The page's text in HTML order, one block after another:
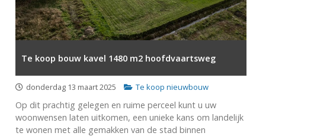
Te koop bouw kavel 1480 m2 hoofdvaartsweg
donderdag 13 maart 2025 Te koop nieuwbouw
Op dit prachtig gelegen en ruime perceel kunt u uw
woonwensen laten uitkomen, een unieke kans om landelijk
te wonen met alle gemakken van de stad binnen